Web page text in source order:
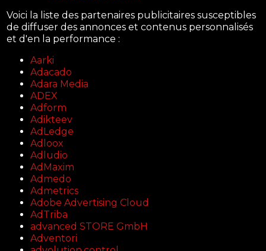
Voici la liste des partenaires publicitaires susceptibles
de diffuser des annonces et contenus personnalisés
et d'en la performance :
Aarki
Adacado
Adara Media
ADEX
Adform
Adikteev
AdLedge
Adloox
Adludio
AdMaxim
Admedo
Admetrics
Adobe Advertising Cloud
AdTriba
advanced STORE GmbH
Adventori